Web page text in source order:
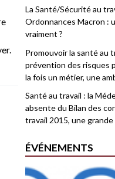
La Santé/Sécurité au
Ordonnances Macron :
vraiment ?
Promouvoir la santé au
prévention des risques
la fois un métier, une
Santé au travail : la
absente du Bilan des
travail 2015, une
ÉVÉNEMENTS